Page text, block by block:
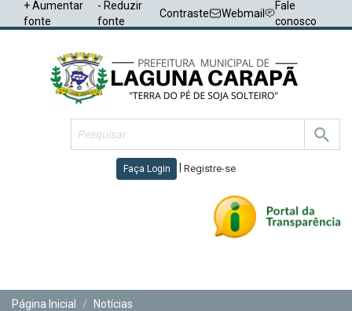
+ Aumentar
fonte
- Reduzir
fonte
Contraste Webmail
Fale
conosco
Faça Login Registre-se
Página Inicial
Notícias